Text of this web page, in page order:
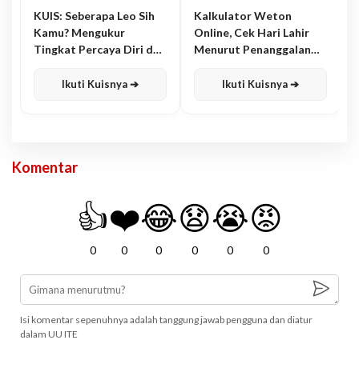
KUIS: Seberapa Leo Sih
Kamu? Mengukur
Tingkat Percaya Diri dan
Ikuti Kuisnya ➔
Kalkulator Weton
Online, Cek Hari Lahir
Menurut Penanggalan
Ikuti Kuisnya ➔
Komentar
👍
0
❤️
0
😂
0
😧
0
😭
0
😡
0
Isi komentar sepenuhnya adalah tanggung jawab pengguna dan diatur
dalam UU ITE